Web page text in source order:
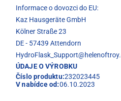
Informace o dovozci do EU:
Kaz Hausgeräte GmbH
Kölner Straße 23
DE - 57439 Attendorn
ÚDAJE O VÝROBKU
Číslo produktu:232023445
V nabídce od:06.10.2023